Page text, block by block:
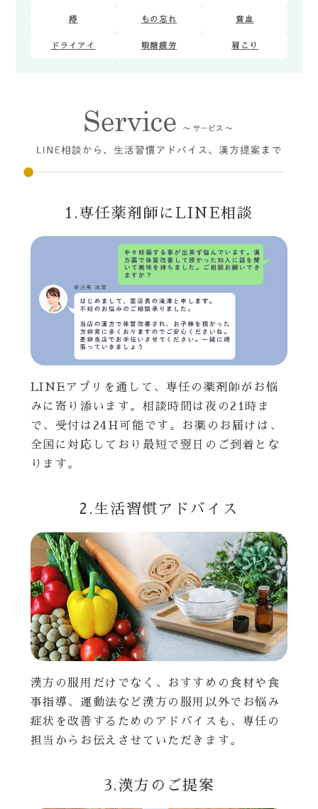
痔 もの忘れ 貧血
ドライアイ 眼精疲労 肩こり
1.専任薬剤師にLINE相談
LINEアプリを通して、専任の薬剤師がお悩
みに寄り添います。相談時間は夜の21時ま
で、受付は24H可能です。お薬のお届けは、
全国に対応しており最短で翌日のご到着とな
ります。
2.生活習慣アドバイス
漢方の服用だけでなく、おすすめの食材や食
事指導、運動法など漢方の服用以外でお悩み
症状を改善するためのアドバイスも、専任の
担当からお伝えさせていただきます。
3.漢方のご提案